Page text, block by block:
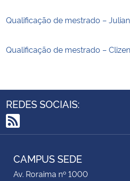
Qualificação de mestrado –
Qualificação de mestrado –
REDES SOCIAIS:
RSS
CAMPUS SEDE
Av. Roraima nº 1000